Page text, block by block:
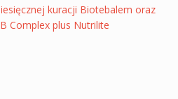
kuracji Biotebalem oraz
Complex plus Nutrilite